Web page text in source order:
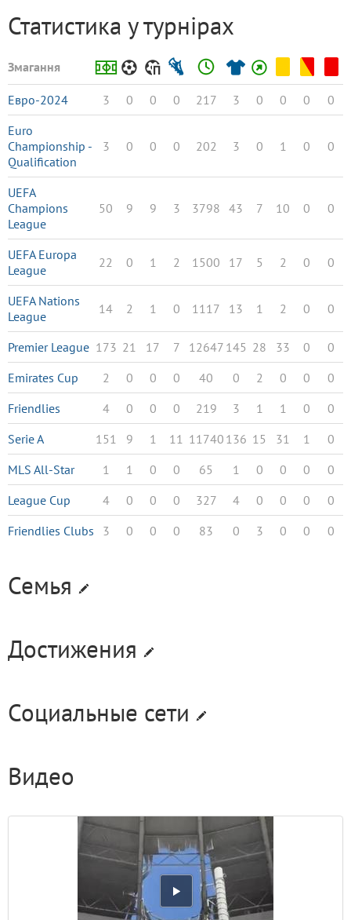
Статистика у турнірах
Змагання
Евро-2024 3 0 0 0 217 3 0 0 0
0
Euro
Championship -
Qualification
3 0 0 0 202 3 0 1 0 0
UEFA
Champions
League
50 9 9 3 3798 43 7 10 0 0
UEFA Europa
League
22 0 1 2 1500 17 5 2 0 0
UEFA Nations
League
14 2 1 0 1117 13 1 2 0 0
Premier League 173 21 17 7 12647 145 28 33 0
0
Emirates Cup
2 0 0 0 40 0 2 0 0
0
Friendlies
4 0 0 0 219 3 1 1 0
0
Serie A
151 9 1 11 11740 136 15 31 1
0
MLS All-Star
1 1 0 0 65 1 0 0 0
0
League Cup
4 0 0 0 327 4 0 0 0
0
Friendlies Clubs
3 0 0 0 83 0 3 0 0 0
Семья
Достижения
Социальные сети
Видео